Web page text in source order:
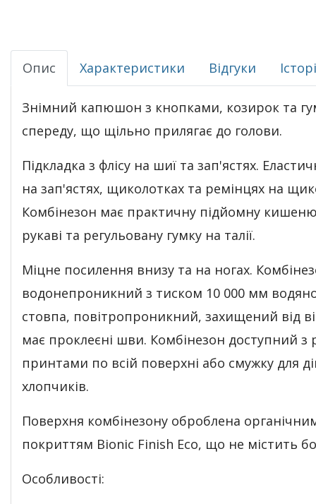
Опис Характеристики Відгуки
Знімний капюшон з кнопками, козирок та
спереду, що щільно прилягає до голови.
Підкладка з флісу на шиї та зап'ястях.
на зап'ястях, щиколотках та ремінцях на
Комбінезон має практичну підйомну
рукаві та регульовану гумку на талії.
Міцне посилення внизу та на ногах.
водонепроникний з тиском 10 000 мм
стовпа, повітропроникний, захищений від
має проклеєні шви. Комбінезон доступний з
принтами по всій поверхні або смужку для
хлопчиків.
Поверхня комбінезону оброблена
покриттям Bionic Finish Eco, що не містить
Особливості: